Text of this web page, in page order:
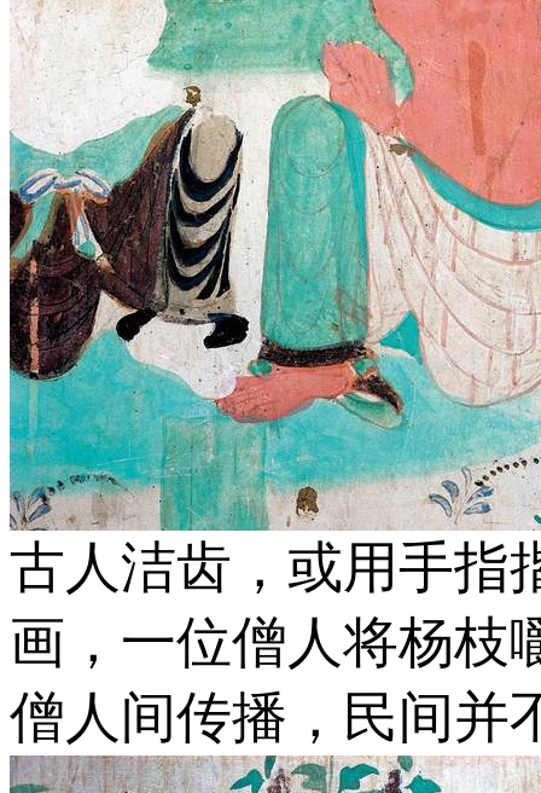
古人洁齿，或用手指
画，一位僧人将杨枝
僧人间传播，民间并